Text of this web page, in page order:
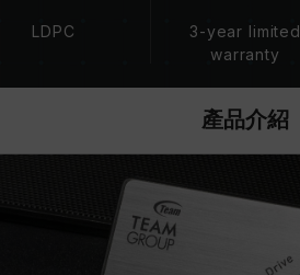
LDPC
3-year limited
warranty
產品介紹